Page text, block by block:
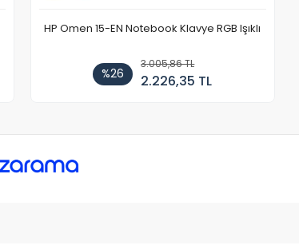
HP Omen 15-EN Notebook Klavye RGB Işıklı
%26
3.005,86 TL
2.226,35 TL